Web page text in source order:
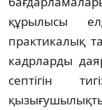
құрылысы
практикалық
кадрларды
септігін